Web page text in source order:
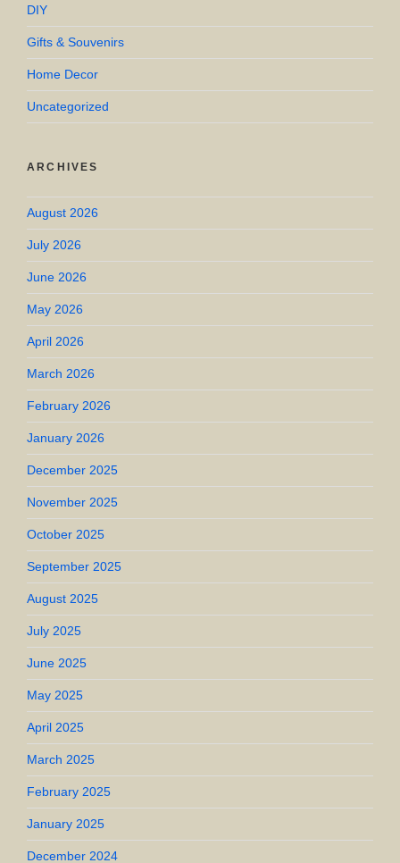
DIY
Gifts & Souvenirs
Home Decor
Uncategorized
ARCHIVES
August 2026
July 2026
June 2026
May 2026
April 2026
March 2026
February 2026
January 2026
December 2025
November 2025
October 2025
September 2025
August 2025
July 2025
June 2025
May 2025
April 2025
March 2025
February 2025
January 2025
December 2024